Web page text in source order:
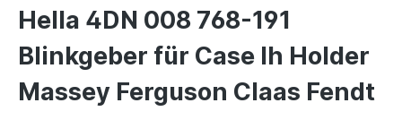
Hella 4DN 008 768-191
Blinkgeber für Case Ih Holder
Massey Ferguson Claas Fendt